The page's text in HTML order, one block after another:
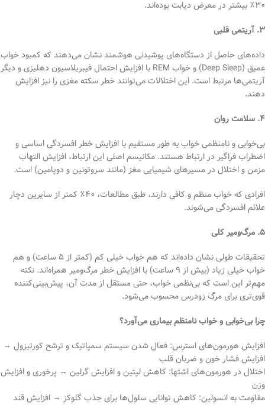
۳۰٪ بیشتر در معرض دیابت بوده‌اند.
۳. آریتمی قلبی
داده‌های حاصل از دستگاه‌های پوشیدنی هوشمند نشان می‌دهند که کمبود خواب
عمیق (Deep Sleep) و خواب REM با افزایش احتمال فیبریلاسیون دهلیزی و دیگر
آریتمی‌ها مرتبط است. این اختلالات می‌توانند خطر سکته مغزی را نیز افزایش
دهند.
۴. سلامت روان
بی‌خوابی و نامنظمی خواب به طور مستقیم با افزایش خطر افسردگی اساسی و
اضطراب فراگیر در ارتباط هستند. مکانیسم اصلی این ارتباط، افزایش التهاب
مزمن و اختلال در مسیرهای شیمیایی مغز (مانند سروتونین و دوپامین) است.
افرادی که خواب منظم و کافی دارند، طبق مطالعات، ۴۰٪ کمتر از سایرین دچار
علائم افسردگی می‌شوند.
۵. مرگ‌ومیر کلی
تحقیقات طولی نشان داده‌اند که هم خواب خیلی کم (کمتر از ۵ ساعت) و هم
خواب خیلی زیاد (بیش از ۹ ساعت) با افزایش خطر مرگ‌ومیر همراه‌اند. نکته
مهم‌تر این است که بی‌نظمی خواب، حتی مستقل از مدت آن، پیش‌بینی‌کننده
قوی‌تری برای مرگ زودرس محسوب می‌شود.
چرا بی‌خوابی و خواب نامنظم بیماری می‌آورد؟
افزایش هورمون‌های استرس: فعال شدن سیستم سمپاتیک و ترشح کورتیزول →
افزایش فشار خون و ضربان قلب
اختلال در هورمون‌های اشتها: کاهش لپتین و افزایش گرلین → پرخوری و افزایش
وزن
مقاومت به انسولین: کاهش توانایی سلول‌ها برای جذب گلوکز → افزایش قند